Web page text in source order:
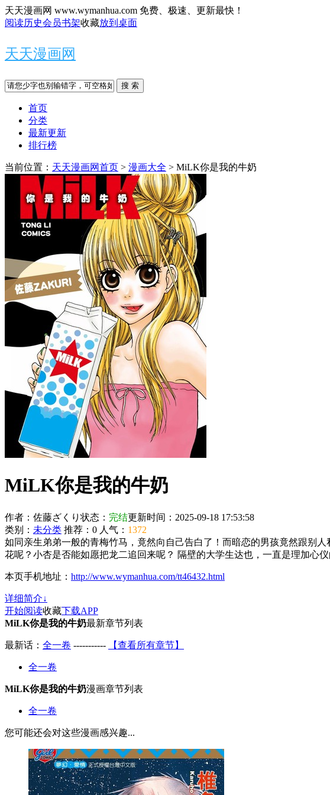
天天漫画网 www.wymanhua.com 免费、极速、更新最快！
阅读历史会员书架收藏放到桌面
天天漫画网
搜 索
首页
分类
最新更新
排行榜
当前位置： 天天漫画网首页 > 漫画大全 > MiLK你是我的牛奶
MiLK你是我的牛奶
作者：佐藤ざくり 状态： 完结更新时间：2025-09-18 17:53:58
类别： 未分类 推荐：0 人气： 1372
如同亲生弟弟一般的青梅竹马，竟然向自己告白了！而暗恋的男孩竟然跟别
花呢？小杏是否能如愿把龙二追回来呢？ 隔壁的大学生达也，一直是理加
本页手机地址： http://www.wymanhua.com/tt46432.html
详细简介↓
开始阅读收藏下载APP
MiLK你是我的牛奶最新章节列表
最新话： 全一卷 ----------- 【查看所有章节】
全一卷
MiLK你是我的牛奶漫画章节列表
全一卷
您可能还会对这些漫画感兴趣...